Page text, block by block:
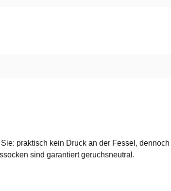
praktisch kein Druck an der Fessel,
sind garantiert geruchsneutral.